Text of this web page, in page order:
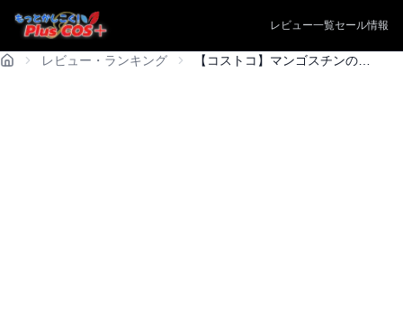
レビュー一覧セール情報
レビュー・ランキング